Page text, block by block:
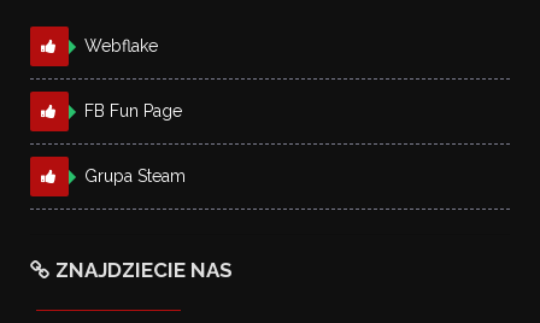
Webflake
FB Fun Page
Grupa Steam
ZNAJDZIECIE NAS